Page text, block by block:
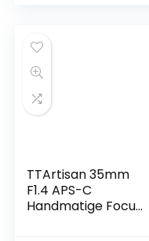
TTArtisan 35mm
F1.4 APS-C
Handmatige Focus